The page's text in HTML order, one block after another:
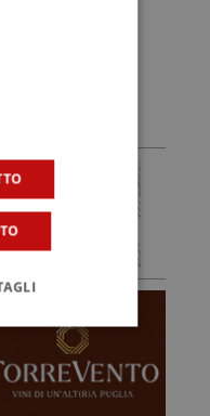
fa temere gli